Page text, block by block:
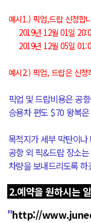
예시1.) 픽업,드랍 신청합
2019년 12월 01일
2019년 12월 05일
예시2.) 픽업, 드랍은 신청
픽업 및 드랍비용은 공
승용차 편도 $70 왕복
목적지가 세부 막탄이
공항 외 픽&드랍 장소
차량을 보내드리도록 하
2.예약을 원하시는
"http://